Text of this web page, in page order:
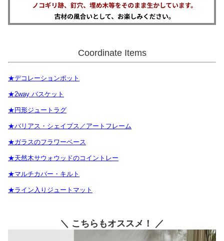
Coordinate Items
★デコレーションポット
★2way バスケット
★円形ジュートラグ
★バリアス・シェイプス／アートフレーム
★ガラスのフラワーベース
★天然木サウォウッドのコイントレー
★マルチカバー・キルト
★ライン入りジュートマット
＼ こちらもオススメ！ ／